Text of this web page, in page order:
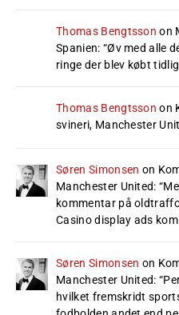
Thomas Bengtsson on
Spanien: “Øv med alle
ringe der blev købt
Thomas Bengtsson on
svineri, Manchester
Søren Simonsen on
Manchester United: “
kommentar på
Casino display ads
Søren Simonsen on
Manchester United: “
hvilket fremskridt